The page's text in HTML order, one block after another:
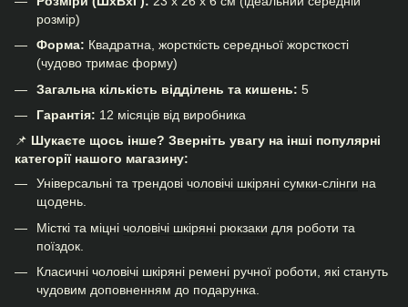
розмір)
Форма: Квадратна, жорсткість середньої жорсткості
(чудово тримає форму)
Загальна кількість відділень та кишень: 5
Гарантія: 12 місяців від виробника
📌 Шукаєте щось інше? Зверніть увагу на інші популярні
категорії нашого магазину:
Універсальні та трендові чоловічі шкіряні сумки-слінги на
щодень.
Місткі та міцні чоловічі шкіряні рюкзаки для роботи та
поїздок.
Класичні чоловічі шкіряні ремені ручної роботи, які стануть
чудовим доповненням до подарунка.